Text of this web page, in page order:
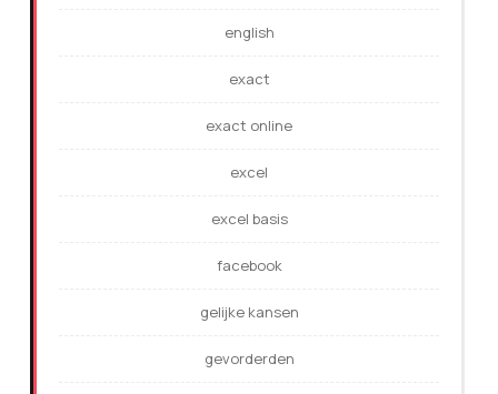
english
exact
exact online
excel
excel basis
facebook
gelijke kansen
gevorderden